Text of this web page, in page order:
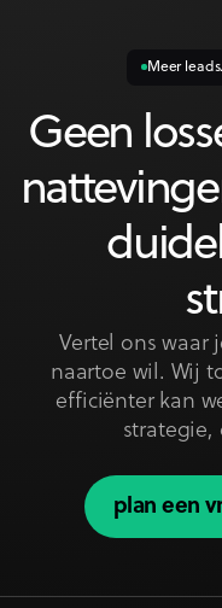
Meer
Geen
Vertel ons waar
naartoe wil. Wij
efficiënter kan
strategie,
plan een
plan een